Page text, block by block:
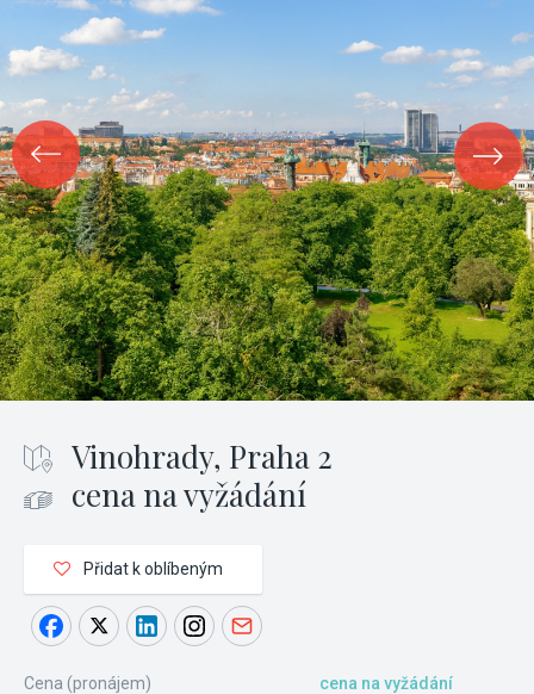
Vinohrady, Praha 2
cena na vyžádání
Přidat k oblíbeným
Cena (pronájem) cena na vyžádání